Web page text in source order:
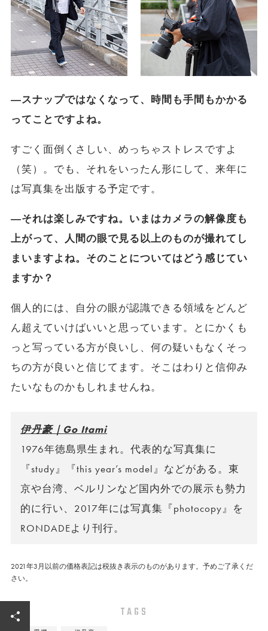
―スナップではなくなって、時間も手間もかかる
ってことですよね。
すごく面倒くさしい、めっちゃストレスですよ
（笑）。でも、それをいったん形にして、来年に
は写真集を出版する予定です。
―それは楽しみですね。いまはカメラの解像度も
上がって、人間の眼で見る以上のものが撮れてし
まいますよね。そのことについてはどう感じてい
ますか？
個人的には、自分の眼が認識できる領域をどんど
ん超えていけばいいと思っています。とにかくも
っと写っている方が良いし、何の疑いもなくそっ
ちの方が良いと信じてます。そこはわりと信仰み
たいなものかもしれませんね。
伊丹豪｜Go Itami
1976年徳島県生まれ。代表的な写真集に
『study』『this year’s model』などがある。東
京や台湾、ベルリンなど国内外での展示も勢力
的に行い、2017年には写真集『photocopy』を
RONDADEより刊行。
2021年3月以前の価格表記は税抜き表示のものがあります。予めご了承くだ
さい。
TAGS